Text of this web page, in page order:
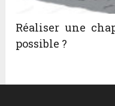
Réaliser une
possible ?